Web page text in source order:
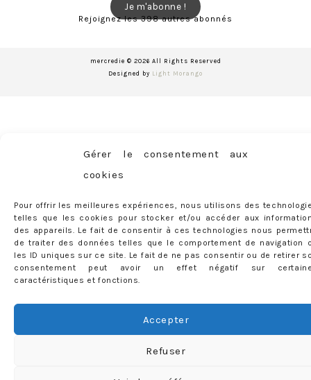
Gérer le consentement aux
cookies
Pour offrir les meilleures expériences, nous utilisons des
telles que les cookies pour stocker et/ou accéder aux
des appareils. Le fait de consentir à ces technologies nous
de traiter des données telles que le comportement de navigation
les ID uniques sur ce site. Le fait de ne pas consentir ou de retirer
consentement peut avoir un effet négatif sur
caractéristiques et fonctions.
Accepter
Refuser
Je m'abonne !
Rejoignez les 398 autres abonnés
mercredie © 2026 All Rights Reserved
Designed by Light Morango